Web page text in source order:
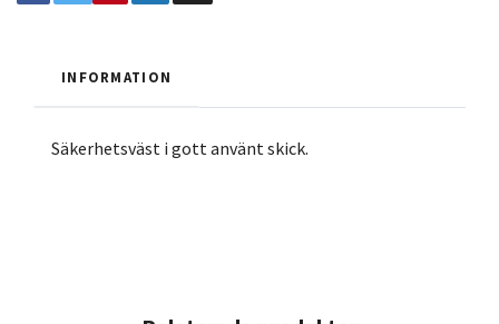
INFORMATION
Säkerhetsväst i gott använt skick.